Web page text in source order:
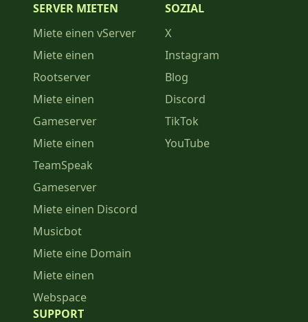
SERVER MIETEN
Miete einen vServer
Miete einen
Rootserver
Miete einen
Gameserver
Miete einen
TeamSpeak
Gameserver
Miete einen Discord
Musicbot
Miete eine Domain
Miete einen
Webspace
SOZIAL
X
Instagram
Blog
Discord
TikTok
YouTube
SUPPORT